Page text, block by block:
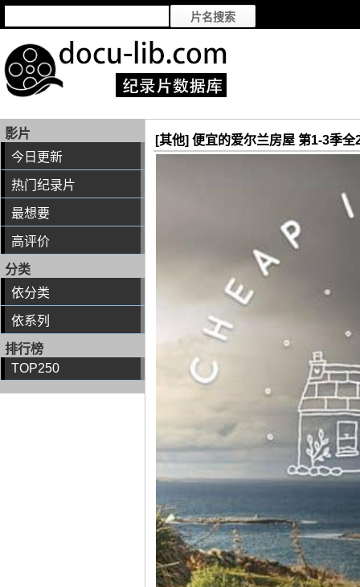
影片
今日更新
热门纪录片
最想要
高评价
分类
依分类
依系列
排行榜
TOP250
[其他] 便宜的爱尔兰房屋 第1-3季